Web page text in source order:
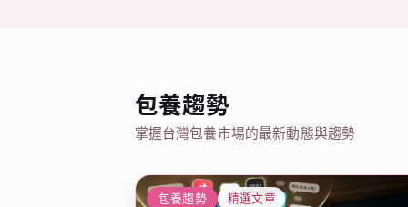
包養趨勢
掌握台灣包養市場的最新動態與趨勢
包養趨勢 精選文章